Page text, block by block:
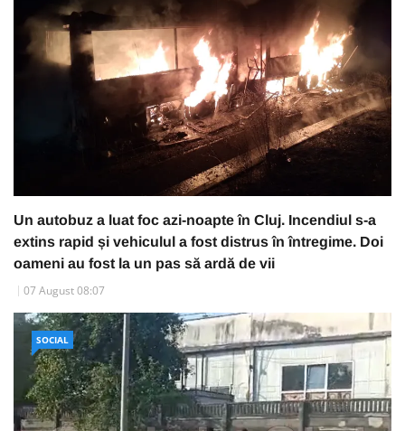
Un autobuz a luat foc azi-noapte în Cluj. Incendiul s-a
extins rapid și vehiculul a fost distrus în întregime. Doi
oameni au fost la un pas să ardă de vii
07 August 08:07
SOCIAL